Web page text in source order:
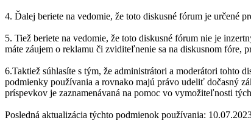
4. Ďalej beriete na vedomie, že toto diskusné fórum je určené
5. Tiež beriete na vedomie, že toto diskusné fórum nie je
máte záujem o reklamu či zviditeľnenie sa na diskusnom fóre,
6.Taktiež súhlasíte s tým, že administrátori a moderátori
podmienky používania a rovnako majú právo udeliť dočasný
príspevkov je zaznamenávaná na pomoc vo vymožiteľnosti
Posledná aktualizácia týchto podmienok používania: